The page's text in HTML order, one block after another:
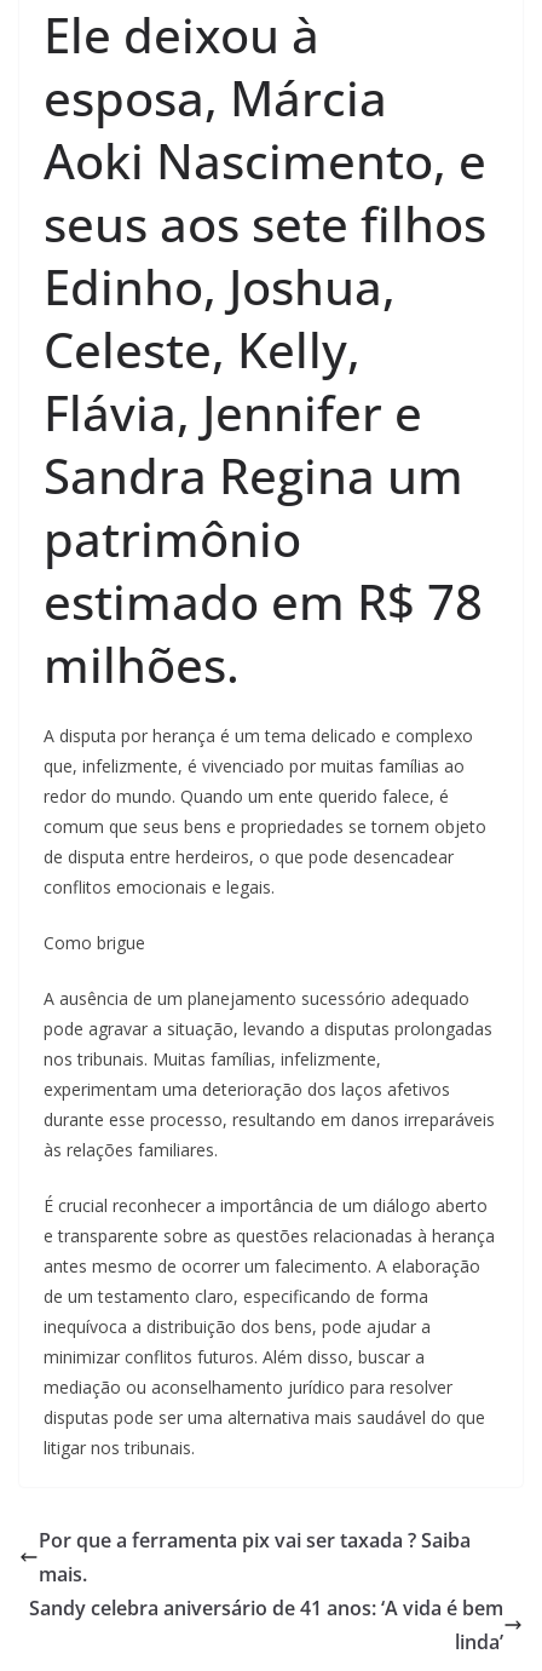
Ele deixou à
esposa, Márcia
Aoki Nascimento, e
seus aos sete filhos
Edinho, Joshua,
Celeste, Kelly,
Flávia, Jennifer e
Sandra Regina um
patrimônio
estimado em R$ 78
milhões.
A disputa por herança é um tema delicado e complexo
que, infelizmente, é vivenciado por muitas famílias ao
redor do mundo. Quando um ente querido falece, é
comum que seus bens e propriedades se tornem objeto
de disputa entre herdeiros, o que pode desencadear
conflitos emocionais e legais.
Como brigue
A ausência de um planejamento sucessório adequado
pode agravar a situação, levando a disputas prolongadas
nos tribunais. Muitas famílias, infelizmente,
experimentam uma deterioração dos laços afetivos
durante esse processo, resultando em danos irreparáveis
às relações familiares.
É crucial reconhecer a importância de um diálogo aberto
e transparente sobre as questões relacionadas à herança
antes mesmo de ocorrer um falecimento. A elaboração
de um testamento claro, especificando de forma
inequívoca a distribuição dos bens, pode ajudar a
minimizar conflitos futuros. Além disso, buscar a
mediação ou aconselhamento jurídico para resolver
disputas pode ser uma alternativa mais saudável do que
litigar nos tribunais.
Por que a ferramenta pix vai ser taxada ? Saiba
mais.
Sandy celebra aniversário de 41 anos: ‘A vida é bem
linda’